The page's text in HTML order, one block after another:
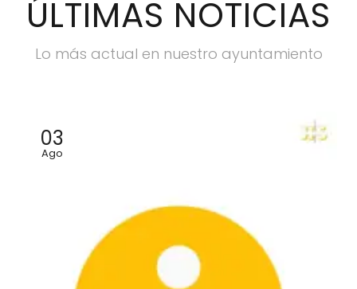
ÚLTIMAS NOTICIAS
Lo más actual en nuestro ayuntamiento
03
Ago